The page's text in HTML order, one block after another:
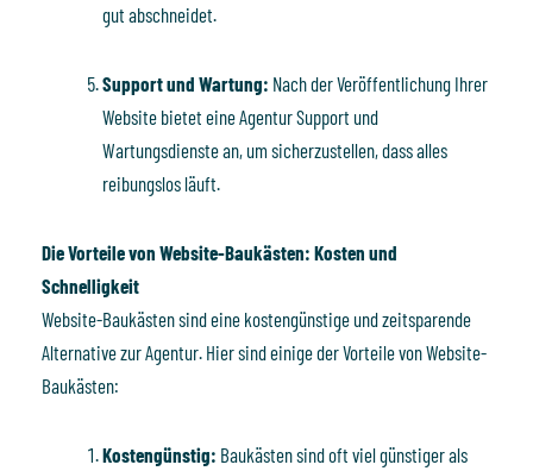
gut abschneidet.
Support und Wartung: Nach der Veröffentlichung Ihrer
Website bietet eine Agentur Support und
Wartungsdienste an, um sicherzustellen, dass alles
reibungslos läuft.
Die Vorteile von Website-Baukästen: Kosten und
Schnelligkeit
Website-Baukästen sind eine kostengünstige und zeitsparende
Alternative zur Agentur. Hier sind einige der Vorteile von Website-
Baukästen:
Kostengünstig: Baukästen sind oft viel günstiger als